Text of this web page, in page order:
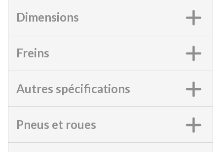
Dimensions
Freins
Autres spécifications
Pneus et roues